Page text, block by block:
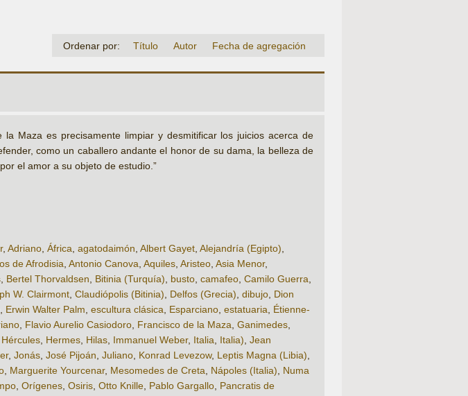
Ordenar por: Título Autor Fecha de agregación
Maza es precisamente limpiar y desmitificar los juicios acerca de
como un caballero andante el honor de su dama, la belleza de
el amor a su objeto de estudio.”
, Adriano, África, agatodaimón, Albert Gayet, Alejandría (Egipto),
de Afrodisia, Antonio Canova, Aquiles, Aristeo, Asia Menor,
, Bertel Thorvaldsen, Bitinia (Turquía), busto, camafeo, Camilo Guerra,
W. Clairmont, Claudiópolis (Bitinia), Delfos (Grecia), dibujo, Dion
, Erwin Walter Palm, escultura clásica, Esparciano, estatuaria, Étienne-
, Flavio Aurelio Casiodoro, Francisco de la Maza, Ganimedes,
Hércules, Hermes, Hilas, Immanuel Weber, Italia, Italia), Jean
, Jonás, José Pijoán, Juliano, Konrad Levezow, Leptis Magna (Libia),
, Marguerite Yourcenar, Mesomedes de Creta, Nápoles (Italia), Numa
, Orígenes, Osiris, Otto Knille, Pablo Gargallo, Pancratis de